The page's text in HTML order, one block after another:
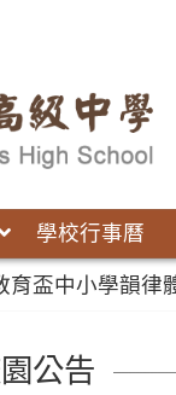
學校行事曆
育盃中小學韻律
公告